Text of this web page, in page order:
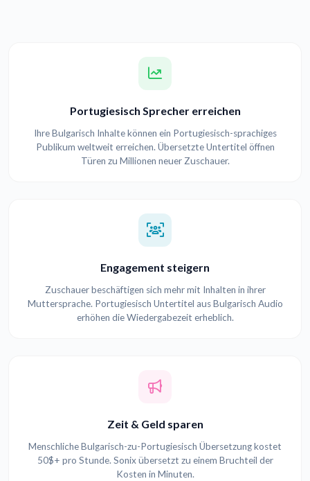
Portugiesisch Sprecher erreichen
Ihre Bulgarisch Inhalte können ein Portugiesisch-sprachiges
Publikum weltweit erreichen. Übersetzte Untertitel öffnen
Türen zu Millionen neuer Zuschauer.
Engagement steigern
Zuschauer beschäftigen sich mehr mit Inhalten in ihrer
Muttersprache. Portugiesisch Untertitel aus Bulgarisch Audio
erhöhen die Wiedergabezeit erheblich.
Zeit & Geld sparen
Menschliche Bulgarisch-zu-Portugiesisch Übersetzung kostet
50$+ pro Stunde. Sonix übersetzt zu einem Bruchteil der
Kosten in Minuten.